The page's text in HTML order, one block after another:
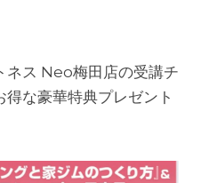
ネス Neo梅田店の受講チ
な豪華特典プレゼント